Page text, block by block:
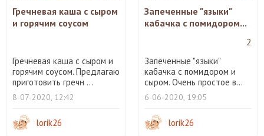
Гречневая каша с сыром
и горячим соусом
Гречневая каша с сыром и
горячим соусом. Предлагаю
приготовить гречн ...
8-07-2020, 12:42
lorik26
Запеченные "языки"
кабачка с помидором...
2
Запеченные "языки"
кабачка с помидором и
сыром. Очень простое в...
6-06-2020, 19:05
lorik26